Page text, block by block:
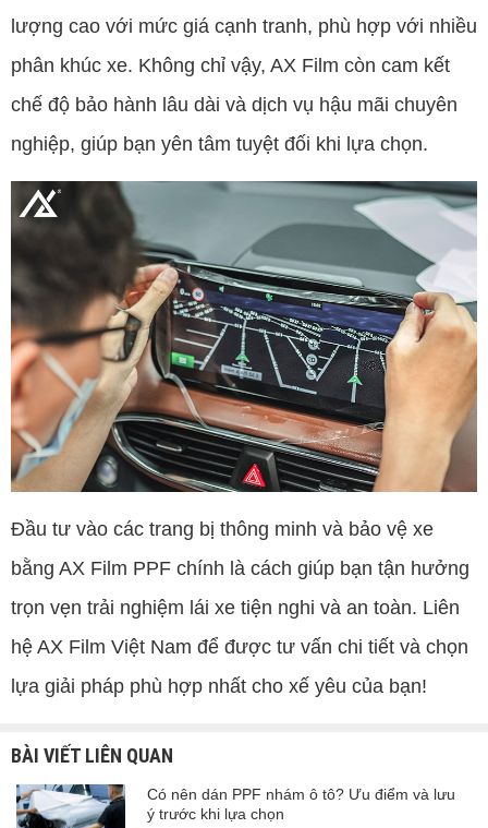
lượng cao với mức giá cạnh tranh, phù hợp với nhiều
phân khúc xe. Không chỉ vậy, AX Film còn cam kết
chế độ bảo hành lâu dài và dịch vụ hậu mãi chuyên
nghiệp, giúp bạn yên tâm tuyệt đối khi lựa chọn.
Đầu tư vào các trang bị thông minh và bảo vệ xe
bằng AX Film PPF chính là cách giúp bạn tận hưởng
trọn vẹn trải nghiệm lái xe tiện nghi và an toàn. Liên
hệ AX Film Việt Nam để được tư vấn chi tiết và chọn
lựa giải pháp phù hợp nhất cho xế yêu của bạn!
BÀI VIẾT LIÊN QUAN
Có nên dán PPF nhám ô tô? Ưu điểm và lưu
ý trước khi lựa chọn